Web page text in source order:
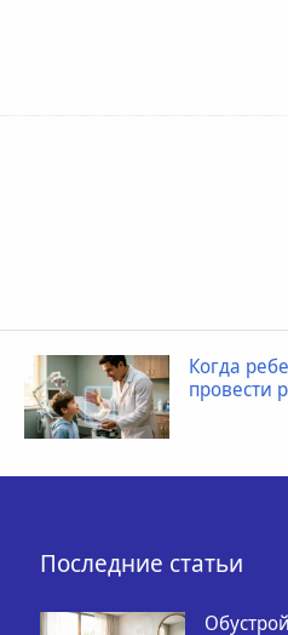
Когда
провести
Последние статьи